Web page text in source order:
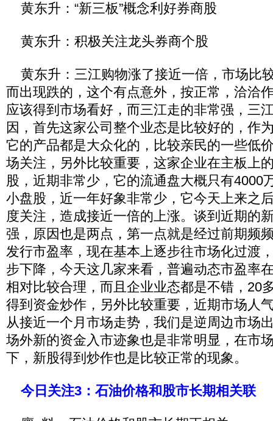
黄东升：“新三板”概念利好券商股
黄东升：积极关注龙头券商个股
黄东升：三江购物涨了接近一倍，市场比
而出现跌的，这个有点意外，按正常，洽洽
应该得到市场看好，而三江走的非常强，三
因，首先这家公司整个业态是比较好的，作
它的产品都是大众化的，比较亲民的一些低
场关注，另外比较重要，这家企业在主板上
股，近期非常少，它的流通盘大概只有4000
小盘股，近一年好象非常少，它今天上来之
度关注，造成接近一倍的上涨。谈到近期的
强，原因也是两点，第一点就是经过前期频
发行市盈率，现在基本上逐步往市场化过渡
步下降，今天这几家来看，普遍动态市盈率
相对比较合理，而且企业业态都是不错，20
得到资金炒作，另外比较重要，近期市场人
从接近一个月市场走势，我们是逆周边市场
场外新的资金入市迹象也是非常明显，在市
下，新股得到炒作也是比较正常的现象。
今日关注3：石油价格和股市长期相关联